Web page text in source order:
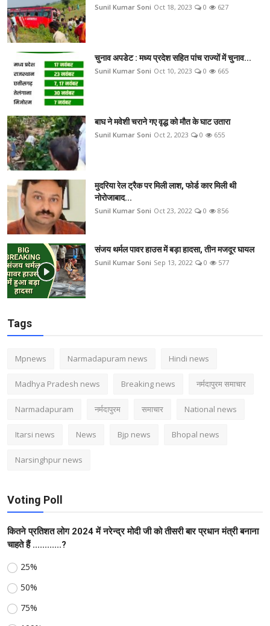
Sunil Kumar Soni Oct 18, 2023 0 627
चुनाव अपडेट : मध्य प्रदेश सहित पांच राज्यों में चुनाव...
Sunil Kumar Soni Oct 10, 2023 0 665
बाघ ने मवेशी चराने गए वृद्ध को मौत के घाट उतारा
Sunil Kumar Soni Oct 2, 2023 0 655
मुदरिया रेल ट्रैक पर मिली लाश, फोर्ड कार मिली थी
नोरोजाबाद...
Sunil Kumar Soni Oct 23, 2022 0 856
संजय थर्मल पावर हाउस में बड़ा हादसा, तीन मजदूर घायल
Sunil Kumar Soni Sep 13, 2022 0 577
Tags
Mpnews Narmadapuram news Hindi news
Madhya Pradesh news Breaking news नर्मदापुरम समाचार
Narmadapuram नर्मदापुरम समाचार National news
Itarsi news News Bjp news Bhopal news
Narsinghpur news
Voting Poll
कितने प्रतिशत लोग 2024 में नरेन्द्र मोदी जी को तीसरी बार प्रधान मंत्री बनाना
चाहते हैं ............?
25%
50%
75%